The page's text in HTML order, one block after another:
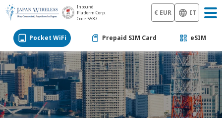
Inbound
Platform Corp.
Code: 5587
€ EUR IT
Pocket WiFi Prepaid SIM Card eSIM